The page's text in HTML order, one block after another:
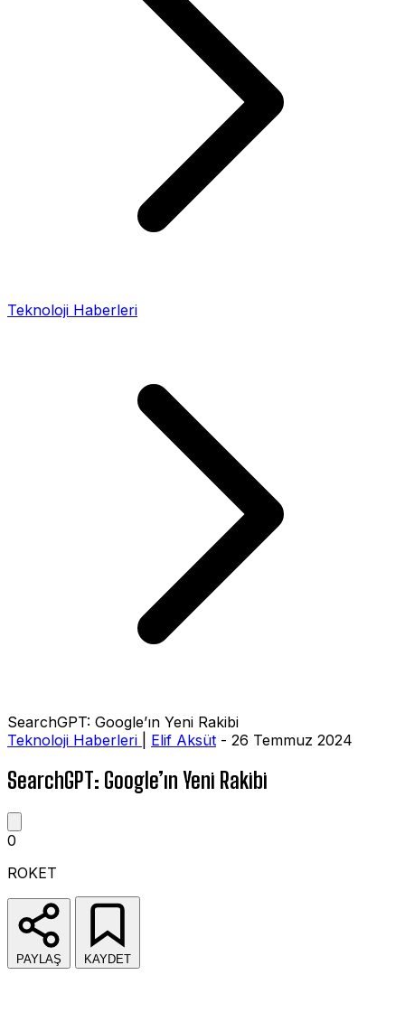
Teknoloji Haberleri
SearchGPT: Google’ın Yeni Rakibi
Teknoloji Haberleri
Elif Aksüt - 26 Temmuz 2024
SearchGPT: Google’ın Yeni Rakibi
0
ROKET
PAYLAŞ KAYDET